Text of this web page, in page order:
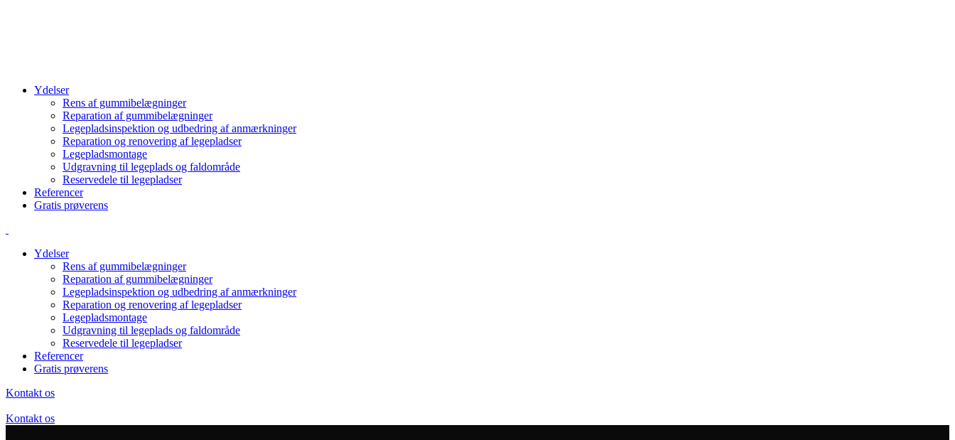
Ydelser
Rens af gummibelægninger
Reparation af gummibelægninger
Legepladsinspektion og udbedring af anmærkninger
Reparation og renovering af legepladser
Legepladsmontage
Udgravning til legeplads og faldområde
Reservedele til legepladser
Referencer
Gratis prøverens
Ydelser
Rens af gummibelægninger
Reparation af gummibelægninger
Legepladsinspektion og udbedring af anmærkninger
Reparation og renovering af legepladser
Legepladsmontage
Udgravning til legeplads og faldområde
Reservedele til legepladser
Referencer
Gratis prøverens
Kontakt os
Kontakt os